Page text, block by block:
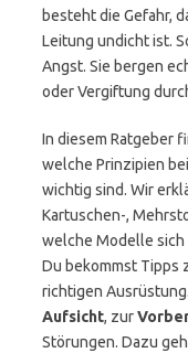
besteht die Gefahr,
Leitung undicht ist.
Angst. Sie bergen
oder Vergiftung
In diesem Ratgeber
welche Prinzipien
wichtig sind. Wir
Kartuschen-,
welche Modelle sich
Du bekommst Tipps
richtigen
Aufsicht, zur
Störungen. Dazu